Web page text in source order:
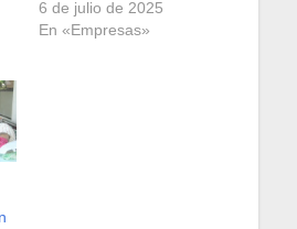
6 de julio de 2025
En «Empresas»